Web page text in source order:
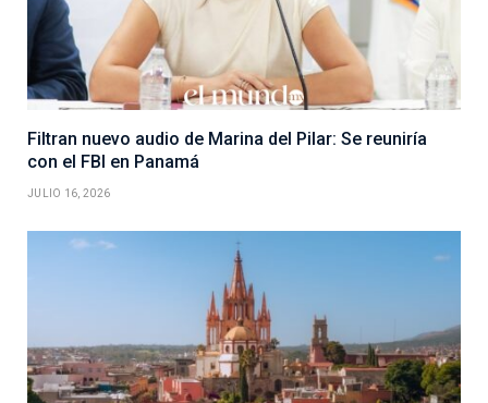
Filtran nuevo audio de Marina del Pilar: Se reuniría
con el FBI en Panamá
JULIO 16, 2026